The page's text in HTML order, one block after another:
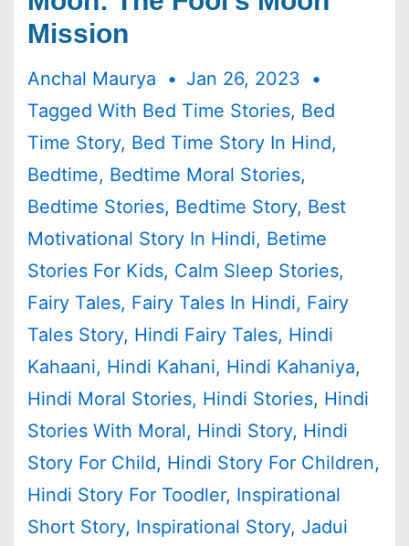
Mission
Anchal Maurya
Jan 26, 2023
Tagged With Bed Time Stories, Bed
Time Story, Bed Time Story In Hind,
Bedtime, Bedtime Moral Stories,
Bedtime Stories, Bedtime Story, Best
Motivational Story In Hindi, Betime
Stories For Kids, Calm Sleep Stories,
Fairy Tales, Fairy Tales In Hindi, Fairy
Tales Story, Hindi Fairy Tales, Hindi
Kahaani, Hindi Kahani, Hindi Kahaniya,
Hindi Moral Stories, Hindi Stories, Hindi
Stories With Moral, Hindi Story, Hindi
Story For Child, Hindi Story For Children,
Hindi Story For Toodler, Inspirational
Short Story, Inspirational Story, Jadui